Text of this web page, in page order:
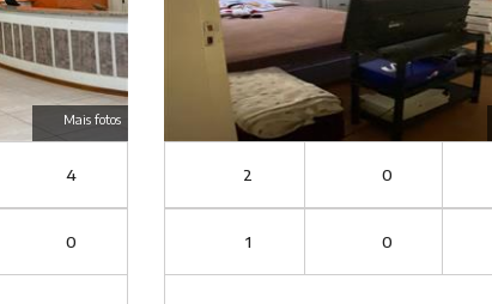
Mais fotos
4
0
2 0
1 0